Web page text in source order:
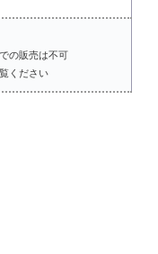
の販売は不可
ください